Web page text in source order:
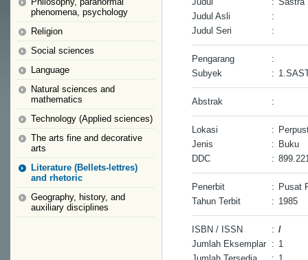
phenomena, psychology
Religion
Social sciences
Language
Natural sciences and
mathematics
Technology (Applied sciences)
The arts fine and decorative
arts
Literature (Bellets-lettres)
and rhetoric
Geography, history, and
auxiliary disciplines
Judul Asli
:
Judul Seri
:
Pengarang
:
Subyek
:
Abstrak :
Lokasi :
Jenis
: Buku
DDC
:
Penerbit : Pusat
Tahun Terbit
: 1985
ISBN / ISSN : /
Jumlah Eksemplar : 1